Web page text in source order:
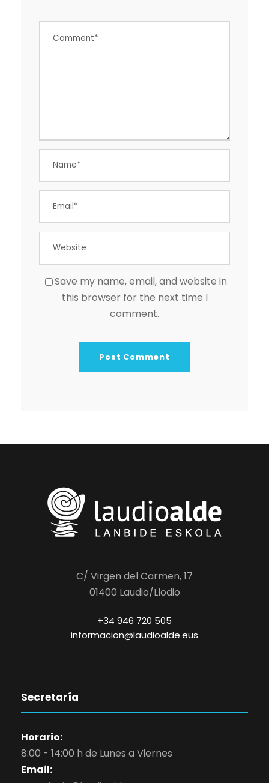
Save my name, email, and website in
this browser for the next time I
comment.
C/ Virgen del Carmen, 17
01400 Laudio/Llodio
+34 946 720 505
informacion@laudioalde.eus
Secretaría
Horario:
8:00 - 14:00 h de Lunes a Viernes
Email: